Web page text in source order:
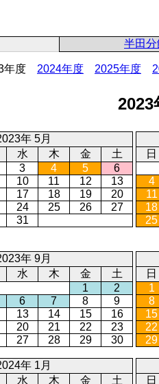
半田分
年度 2024年度 2025年度
2023
年 5月
水 木 金
土
3 4 5
6
10 11 12
13
17 18 19
20
24 25 26
27
31
日
4
11
18
25
年 9月
水 木 金
土
1
2
6 7 8
9
13 14 15
16
20 21 22
23
27 28 29 30
日
1
8
15
22
29
年 1月
水 木 金 土
日